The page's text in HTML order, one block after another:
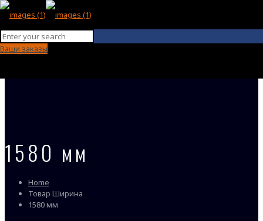
Ваши заказы
1580 мм
Home
Товар Ширина
1580 мм